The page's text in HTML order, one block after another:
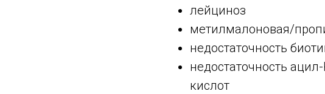
лейциноз
метилмалоновая/
недостаточность
недостаточность
кислот